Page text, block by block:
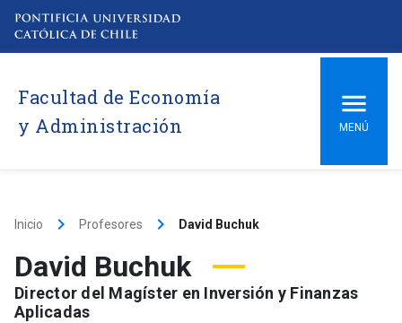
Facultad de Economía
y Administración
MENÚ
Inicio keyboard_arrow_right Profesores keyboard_arrow_right David Buchuk
David Buchuk
Director del Magíster en Inversión y Finanzas
Aplicadas